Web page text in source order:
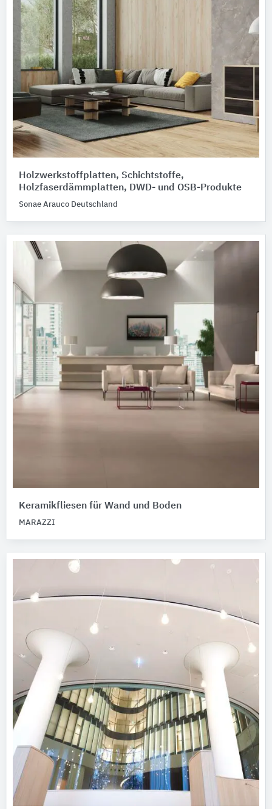
Holzwerkstoffplatten, Schichtstoffe,
Holzfaserdämmplatten, DWD- und OSB-Produkte
Sonae Arauco Deutschland
Keramikfliesen für Wand und Boden
MARAZZI